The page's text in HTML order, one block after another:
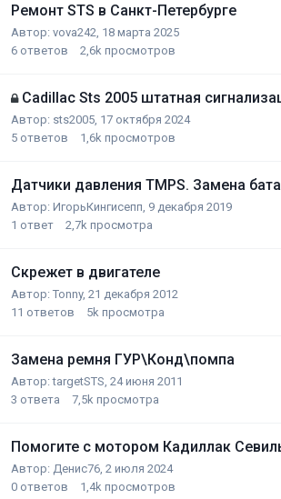
Ремонт STS в Санкт-Петербурге
Автор: vova242 18 марта 2025
6 ответов 2,6k просмотров
Cadillac Sts 2005 штатная
Автор: sts2005 17 октября 2024
5 ответов 1,6k просмотров
Датчики давления TMPS. Замена
Автор: ИгорьКингисепп 9 декабря 2019
1 ответ 2,7k просмотра
Скрежет в двигателе
Автор: Tonny, 21 декабря 2012
11 ответов 5k просмотра
Замена ремня ГУР\Конд\помпа
Автор:targetSTS 24 июня 2011
3 ответа 7,5k просмотра
Помогите с мотором Кадиллак
Автор: Денис76 2 июля 2024
0 ответов 1,4k просмотров